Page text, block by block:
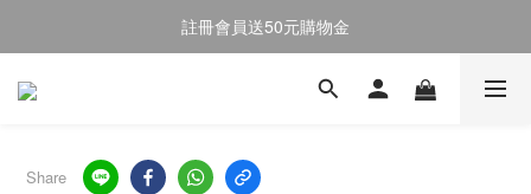
註冊會員送50元購物金
註冊會員送50元購物金
全館消費滿$2000即享免運
Share